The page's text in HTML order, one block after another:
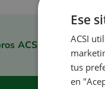
ACSI Club ID
Ese
ACSI
tus
en